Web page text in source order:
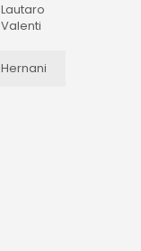
Lautaro
Valenti
Hernani